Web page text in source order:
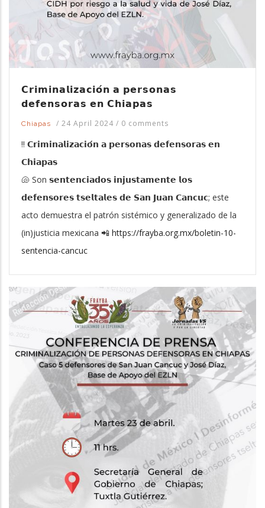
𝗖𝗿𝗶𝗺𝗶𝗻𝗮𝗹𝗶𝘇𝗮𝗰𝗶𝗼́𝗻 𝗮 𝗽𝗲𝗿𝘀𝗼𝗻𝗮𝘀
𝗱𝗲𝗳𝗲𝗻𝘀𝗼𝗿𝗮𝘀 𝗲𝗻 𝗖𝗵𝗶𝗮𝗽𝗮𝘀
Chiapas / 24 April 2024 / 0 comments
‼ 𝗖𝗿𝗶𝗺𝗶𝗻𝗮𝗹𝗶𝘇𝗮𝗰𝗶𝗼́𝗻 𝗮 𝗽𝗲𝗿𝘀𝗼𝗻𝗮𝘀 𝗱𝗲𝗳𝗲𝗻𝘀𝗼𝗿𝗮𝘀 𝗲𝗻
𝗖𝗵𝗶𝗮𝗽𝗮𝘀
🐚 Son 𝘀𝗲𝗻𝘁𝗲𝗻𝗰𝗶𝗮𝗱𝗼𝘀 𝗶𝗻𝗷𝘂𝘀𝘁𝗮𝗺𝗲𝗻𝘁𝗲 𝗹𝗼𝘀
𝗱𝗲𝗳𝗲𝗻𝘀𝗼𝗿𝗲𝘀 𝘁𝘀𝗲𝗹𝘁𝗮𝗹𝗲𝘀 𝗱𝗲 𝗦𝗮𝗻 𝗝𝘂𝗮𝗻 𝗖𝗮𝗻𝗰𝘂𝗰; este
acto demuestra el patrón sistémico y generalizado de la
(in)justicia mexicana 📲 https://frayba.org.mx/boletin-10-
sentencia-cancuc